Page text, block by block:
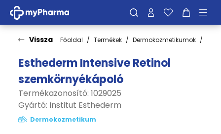
Vissza Főoldal Termékek Dermokozmetikumok
Esthederm Intensive Retinol
szemkörnyékápoló
Termékazonosító: 1029025
Gyártó: Institut Esthederm
Dermokozmetikum